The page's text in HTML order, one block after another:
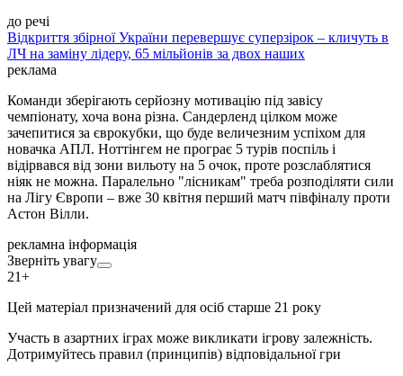
до речі
Відкриття збірної України перевершує суперзірок – кличуть в
ЛЧ на заміну лідеру, 65 мільйонів за двох наших
реклама
Команди зберігають серйозну мотивацію під завісу
чемпіонату, хоча вона різна. Сандерленд цілком може
зачепитися за єврокубки, що буде величезним успіхом для
новачка АПЛ. Ноттінгем не програє 5 турів поспіль і
відірвався від зони вильоту на 5 очок, проте розслаблятися
ніяк не можна. Паралельно "лісникам" треба розподіляти сили
на Лігу Європи – вже 30 квітня перший матч півфіналу проти
Астон Вілли.
рекламна інформація
Зверніть увагу
21+
Цей матеріал призначений для осіб старше 21 року
Участь в азартних іграх може викликати ігрову залежність.
Дотримуйтесь правил (принципів) відповідальної гри